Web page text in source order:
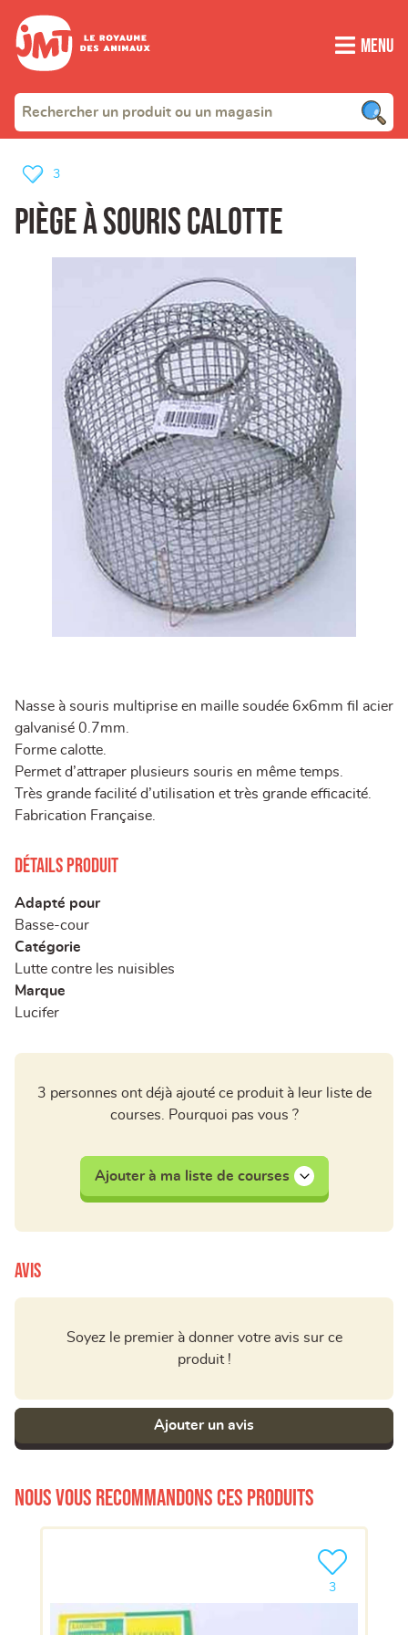
Menu
piège à souris calotte
3
Nasse à souris multiprise en maille soudée 6x6mm fil acier
galvanisé 0.7mm.
Forme calotte.
Permet d’attraper plusieurs souris en même temps.
Très grande facilité d’utilisation et très grande efficacité.
Fabrication Française.
Détails produit
Adapté pour
Basse-cour
Catégorie
Lutte contre les nuisibles
Marque
Lucifer
3 personnes ont déjà ajouté ce produit à leur liste de
courses. Pourquoi pas vous ?
Ajouter à ma liste de courses
Avis
Soyez le premier à donner votre avis sur ce
produit !
Ajouter un avis
Nous vous recommandons ces produits
3
Ajouter le